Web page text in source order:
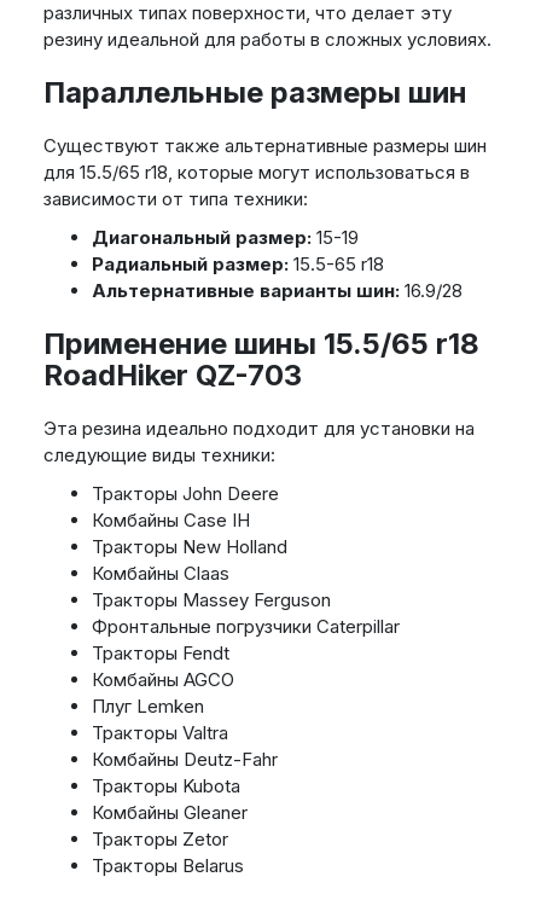
различных типах поверхности, что делает эту
резину идеальной для работы в сложных условиях.
Параллельные размеры шин
Существуют также альтернативные размеры шин
для 15.5/65 r18, которые могут использоваться в
зависимости от типа техники:
Диагональный размер:15-19
Радиальный размер:15.5-65 r18
Альтернативные варианты шин:16.9/28
Применение шины 15.5/65 r18
RoadHiker QZ-703
Эта резина идеально подходит для установки на
следующие виды техники:
Тракторы John Deere
Комбайны Case IH
Тракторы New Holland
Комбайны Claas
Тракторы Massey Ferguson
Фронтальные погрузчики Caterpillar
Тракторы Fendt
Комбайны AGCO
Плуг Lemken
Тракторы Valtra
Комбайны Deutz-Fahr
Тракторы Kubota
Комбайны Gleaner
Тракторы Zetor
Тракторы Belarus